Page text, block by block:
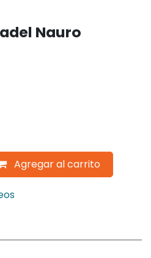
Nauro
Agregar al carrito